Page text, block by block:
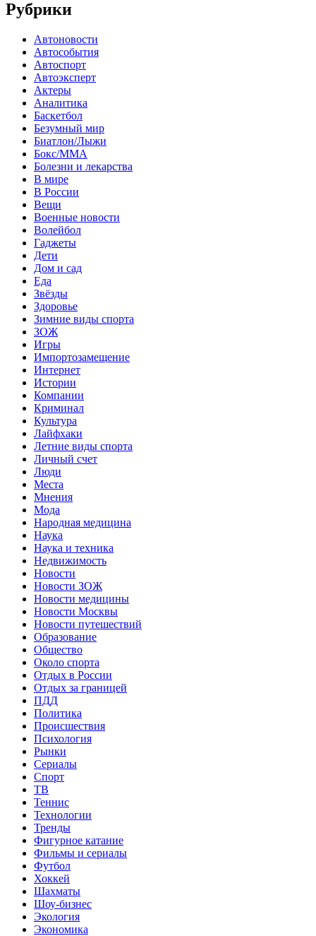
Рубрики
Автоновости
Автособытия
Автоспорт
Автоэксперт
Актеры
Аналитика
Баскетбол
Безумный мир
Биатлон/Лыжи
Бокс/MMA
Болезни и лекарства
В мире
В России
Вещи
Военные новости
Волейбол
Гаджеты
Дети
Дом и сад
Еда
Звёзды
Здоровье
Зимние виды спорта
ЗОЖ
Игры
Импортозамещение
Интернет
Истории
Компании
Криминал
Культура
Лайфхаки
Летние виды спорта
Личный счет
Люди
Места
Мнения
Мода
Народная медицина
Наука
Наука и техника
Недвижимость
Новости
Новости ЗОЖ
Новости медицины
Новости Москвы
Новости путешествий
Образование
Общество
Около спорта
Отдых в России
Отдых за границей
ПДД
Политика
Происшествия
Психология
Рынки
Сериалы
Спорт
ТВ
Теннис
Технологии
Тренды
Фигурное катание
Фильмы и сериалы
Футбол
Хоккей
Шахматы
Шоу-бизнес
Экология
Экономика